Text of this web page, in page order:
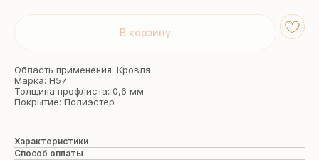
В корзину
Область применения: Кровля
Марка: Н57
Толщина профлиста: 0,6 мм
Покрытие: Полиэстер
Характеристики
Способ оплаты